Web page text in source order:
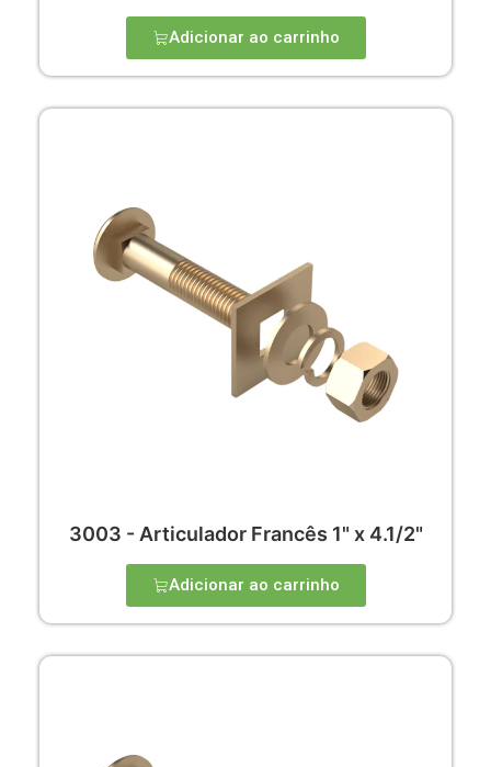
Adicionar ao carrinho
3003 - Articulador Francês 1" x 4.1/2"
Adicionar ao carrinho